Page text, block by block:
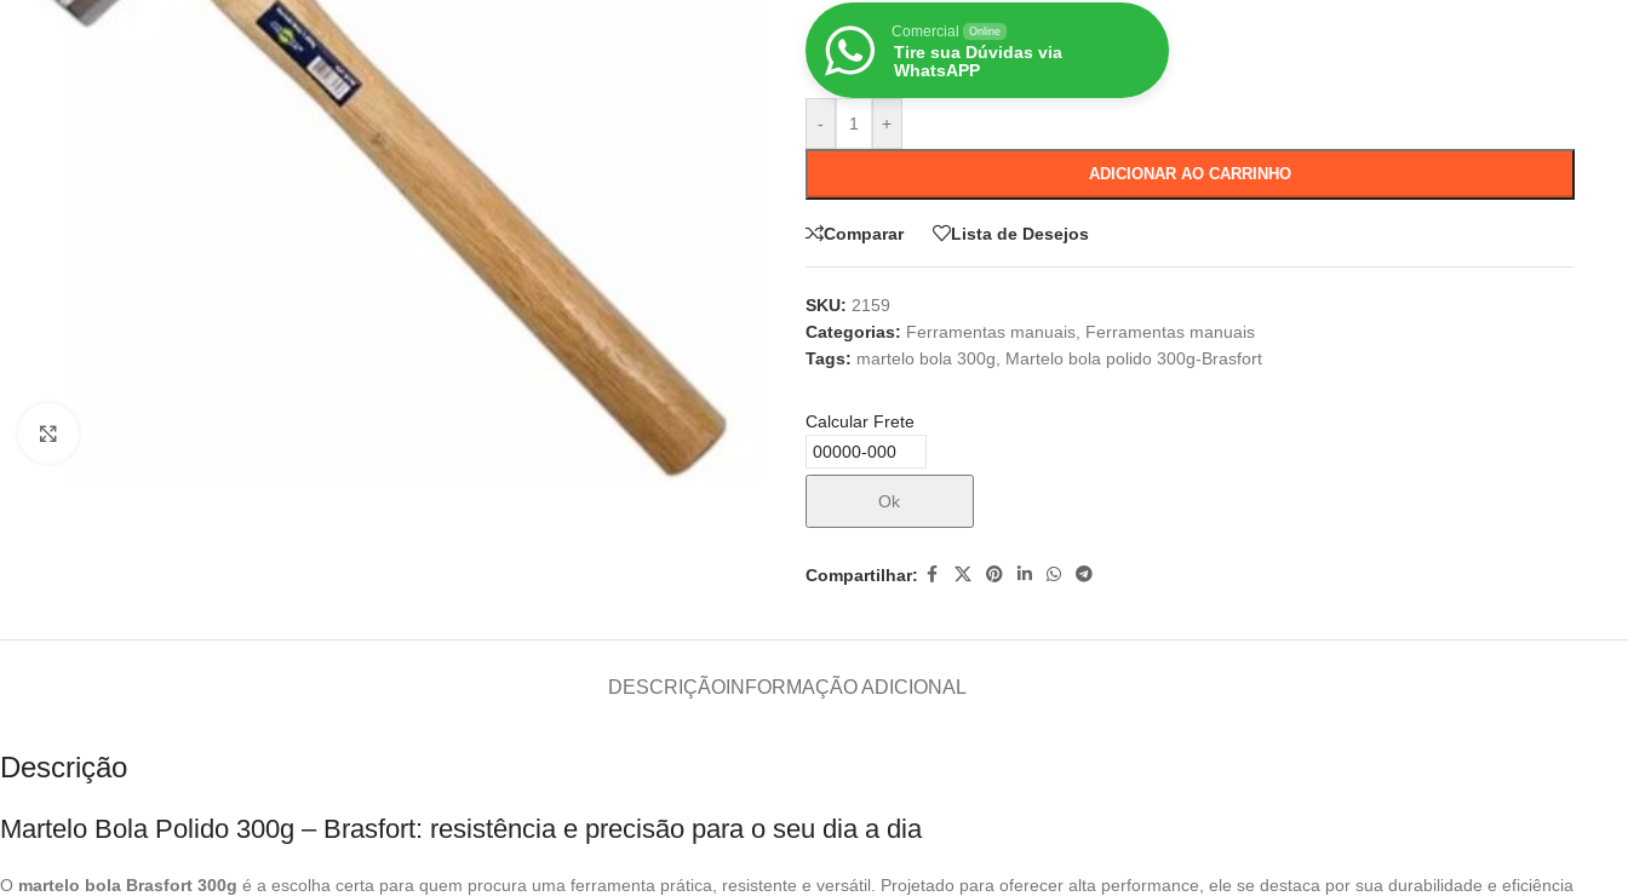
Comercial Online
Tire sua Dúvidas via
WhatsAPP
- +
ADICIONAR AO CARRINHO
Comparar Lista de Desejos
SKU: 2159
Categorias: Ferramentas manuais, Ferramentas manuais
Tags: martelo bola 300g Martelo bola polido 300g-Brasfort
Calcular Frete
Ok
Compartilhar:
DESCRIÇÃO INFORMAÇÃO ADICIONAL
Descrição
Martelo Bola Polido 300g – Brasfort: resistência e precisão para o seu dia a dia
O martelo bola Brasfort 300g é a escolha certa para quem procura uma ferramenta prática, resistente e versátil. Projetado para oferecer alta performance, ele se destaca por sua durabilidade e eficiência